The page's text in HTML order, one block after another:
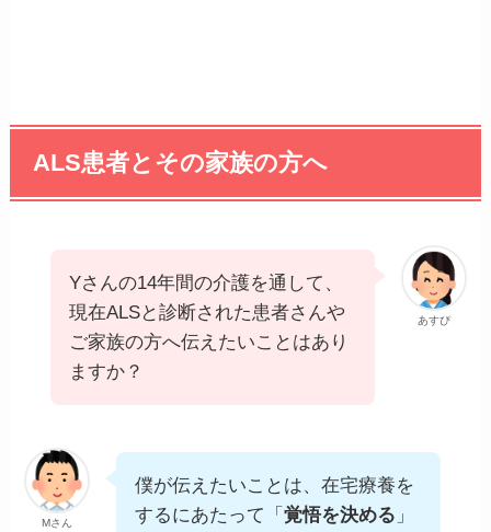
ALS患者とその家族の方へ
あすぴ
Yさんの14年間の介護を通して、
現在ALSと診断された患者さんや
ご家族の方へ伝えたいことはあり
ますか？
Mさん
僕が伝えたいことは、在宅療養を
するにあたって「覚悟を決める 」